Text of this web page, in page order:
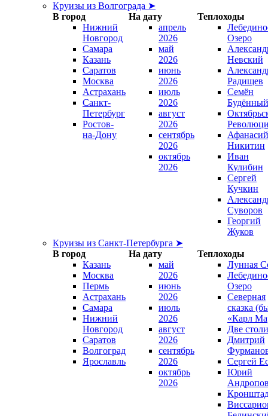
Круизы из Волгограда ➤
В город
На дату
Теплоходы
Нижний
Новгород
Самара
Казань
Саратов
Москва
Астрахань
Санкт-
Петербург
Ростов-
на-Дону
апрель
2026
май
2026
июнь
2026
июль
2026
август
2026
сентябрь
2026
октябрь
2026
Озеро
Невский
Радищев
Семён
Будённый
Афанасий
Никитин
Иван
Кулибин
Сергей
Кучкин
Суворов
Георгий
Жуков
Круизы из Санкт-Петербурга ➤
В город
На дату
Теплоходы
Казань
Москва
Пермь
Астрахань
Самара
Нижний
Новгород
Саратов
Волгоград
Ярославль
май
2026
июнь
2026
июль
2026
август
2026
сентябрь
2026
октябрь
2026
Лунная
Озеро
Северная
сказка
«Карл
Две
Дмитрий
Сергей
Юрий